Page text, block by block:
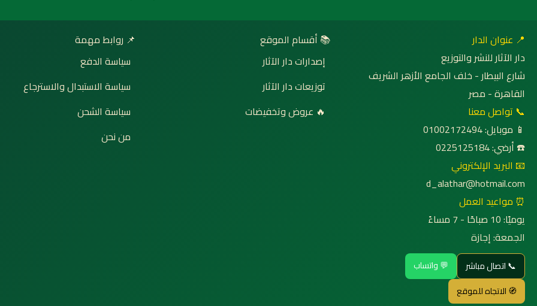
📍 عنوان الدار
دار الآثار للنشر والتوزيع
شارع البيطار - خلف الجامع الأزهر الشريف
القاهرة - مصر
📞 تواصل معنا
📱 موبايل: 01002172494
☎️ أرضي: 0225125184
📧 البريد الإلكتروني
d_alathar@hotmail.com
⏰ مواعيد العمل
يوميًا: 10 صباحًا - 7 مساءً
الجمعة: إجازة
📞 اتصال مباشر
💬 واتساب
🧭 الاتجاه للموقع
📚 أقسام الموقع
إصدارات دار الآثار
توزيعات دار الآثار
🔥 عروض وتخفيضات
📌 روابط مهمة
سياسة الدفع
سياسة الاستبدال والاسترجاع
سياسة الشحن
من نحن